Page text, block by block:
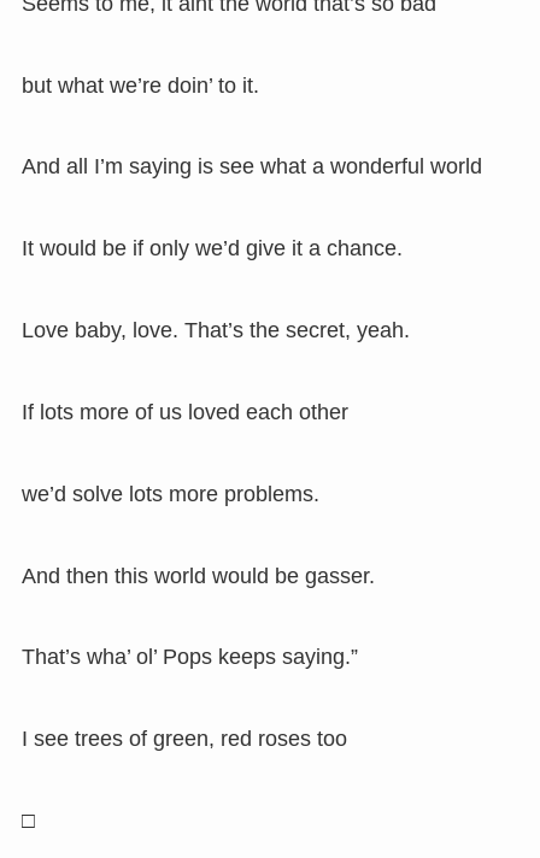
but what we’re doin’ to it.
And all I’m saying is see what a wonderful world
It would be if only we’d give it a chance.
Love baby, love. That’s the secret, yeah.
If lots more of us loved each other
we’d solve lots more problems.
And then this world would be gasser.
That’s wha’ ol’ Pops keeps saying.”
I see trees of green, red roses too
□